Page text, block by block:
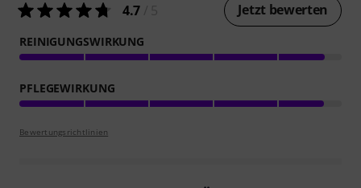
4.7 Jetzt bewerten
REINIGUNGSWIRKUNG
PFLEGEWIRKUNG
Bewertungsrichtlinien